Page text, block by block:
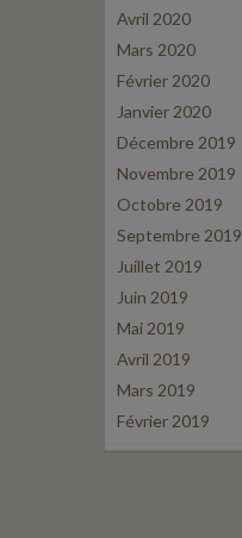
Avril 2020
Mars 2020
Février 2020
Janvier 2020
Décembre 2019
Novembre 2019
Octobre 2019
Septembre 2019
Juillet 2019
Juin 2019
Mai 2019
Avril 2019
Mars 2019
Février 2019